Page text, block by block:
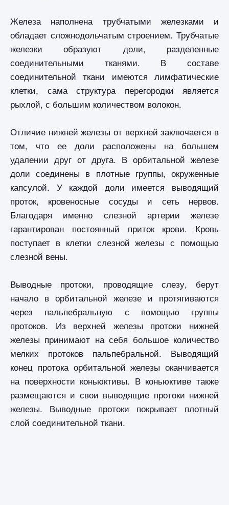
Железа наполнена трубчатыми железками и
обладает сложнодольчатым строением. Трубчатые
железки образуют доли, разделенные
соединительными тканями. В составе
соединительной ткани имеются лимфатические
клетки, сама структура перегородки является
рыхлой, с большим количеством волокон.
Отличие нижней железы от верхней заключается в
том, что ее доли расположены на большем
удалении друг от друга. В орбитальной железе
доли соединены в плотные группы, окруженные
капсулой. У каждой доли имеется выводящий
проток, кровеносные сосуды и сеть нервов.
Благодаря именно слезной артерии железе
гарантирован постоянный приток крови. Кровь
поступает в клетки слезной железы с помощью
слезной вены.
Выводные протоки, проводящие слезу, берут
начало в орбитальной железе и протягиваются
через пальпебральную с помощью группы
протоков. Из верхней железы протоки нижней
железы принимают на себя большое количество
мелких протоков пальпебральной. Выводящий
конец протока орбитальной железы оканчивается
на поверхности коньюктивы. В коньюктиве также
размещаются и свои выводящие протоки нижней
железы. Выводные протоки покрывает плотный
слой соединительной ткани.